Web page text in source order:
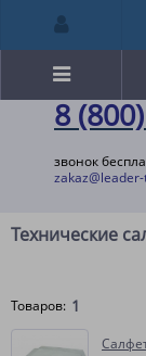
8
звонок
Технические
Товаров: 1